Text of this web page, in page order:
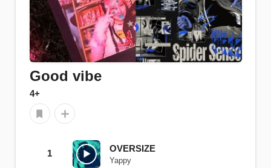
Good vibe
4+
1 OVERSIZE
Yappy